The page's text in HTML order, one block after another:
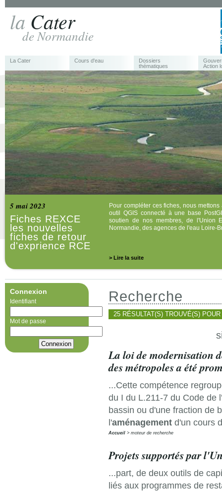
la Cater
de Normandie
La Cater Cours d'eau
Dossiers
thématiques
Action
5 mai 2023
Fiches REXCE
les nouvelles
fiches de retour
d'exprience RCE
Pour compléter ces fiches, nous
outil QGIS connecté à une base
soutien de nos membres, de l'Union
Normandie, des agences de l'eau Loire-
> Lire la suite
Connexion
Identifiant
Mot de passe
Recherche
25 RÉSULTAT(S) TROUVÉ(S)
La loi de modernisation
des métropoles a été
...Cette compétence
du I du L.211-7 du Code de
bassin ou d'une fraction de
l'aménagement d'un cours
Accueil moteur de recherche
Projets supportés par
...part, de deux outils de
liés aux programmes de